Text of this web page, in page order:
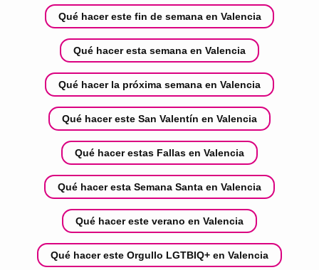
Qué hacer este fin de semana en Valencia
Qué hacer esta semana en Valencia
Qué hacer la próxima semana en Valencia
Qué hacer este San Valentín en Valencia
Qué hacer estas Fallas en Valencia
Qué hacer esta Semana Santa en Valencia
Qué hacer este verano en Valencia
Qué hacer este Orgullo LGTBIQ+ en Valencia